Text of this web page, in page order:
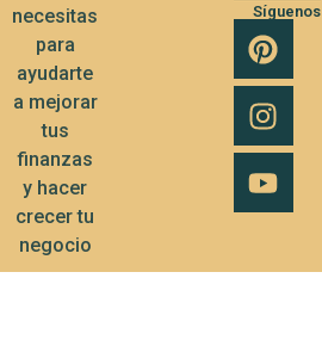
necesitas
para
ayudarte
a mejorar
tus
finanzas
y hacer
crecer tu
negocio
Síguenos